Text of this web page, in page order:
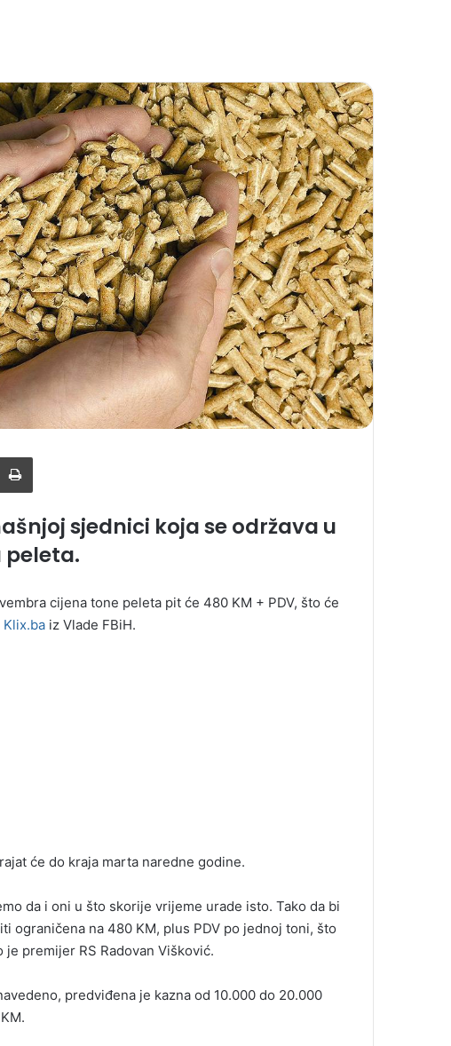
sjednici koja se održava u
peleta.
cijena tone peleta pit će 480 KM + PDV, što će
Klix.ba iz Vlade FBiH.
će do kraja marta naredne godine.
da i oni u što skorije vrijeme urade isto. Tako da bi
ograničena na 480 KM, plus PDV po jednoj toni, što
premijer RS Radovan Višković.
predviđena je kazna od 10.000 do 20.000